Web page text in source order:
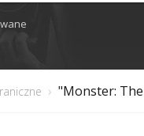
"Monster: